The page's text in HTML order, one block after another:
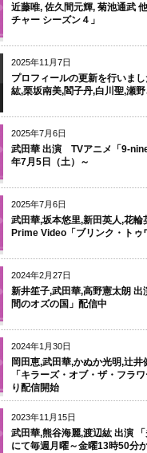
近藤唯, 佐久間元輝, 菊池通武
チャー シーズン４」
2025年11月7日
プロフィールの更新を行いま
紘,栗坂南美,閻子丹,白川聖,瀬
2025年7月6日
武田華 出演 TVアニメ「9-
年7月5日（土）～
2025年7月6日
武田華,坂本悠里,新田英人,花
Prime Video「ブリンク・トゥ
2024年2月27日
新井笙子,武田華,高野憲太朗
間のオズの国」配信中
2024年1月30日
岡田恵,武田華,かぬか光明,辻
「キラーズ・オブ・ザ・フラ
り配信開始
2023年11月15日
武田華,熊谷海麗,渡辺紘 出演
にて毎週月曜～金曜13時50分